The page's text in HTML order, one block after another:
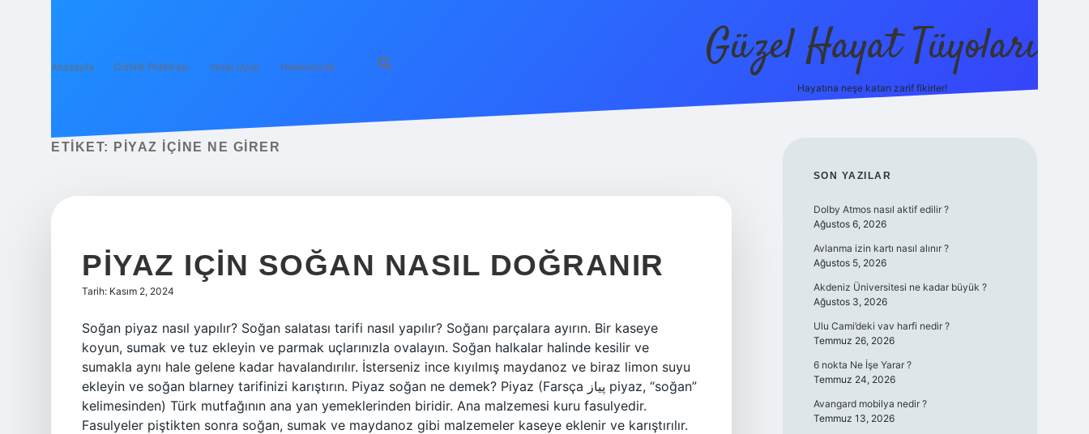
Anasayfa Gizlilik Politikası Yasal Uyarı Hakkımızda Güzel Hayat Tüyoları
Hayatına neşe katan zarif fikirler!
ETIKET: PIYAZ IÇINE NE GIRER
PIYAZ IÇIN SOĞAN NASIL DOĞRANIR
Tarih: Kasım 2, 2024
Soğan piyaz nasıl yapılır? Soğan salatası tarifi nasıl yapılır? Soğanı parçalara ayırın. Bir kaseye
koyun, sumak ve tuz ekleyin ve parmak uçlarınızla ovalayın. Soğan halkalar halinde kesilir ve
sumakla aynı hale gelene kadar havalandırılır. İsterseniz ince kıyılmış maydanoz ve biraz limon suyu
ekleyin ve soğan blarney tarifinizi karıştırın. Piyaz soğan ne demek? Piyaz (Farsça پیاز piyaz, “soğan”
kelimesinden) Türk mutfağının ana yan yemeklerinden biridir. Ana malzemesi kuru fasulyedir.
Fasulyeler piştikten sonra soğan, sumak ve maydanoz gibi malzemeler kaseye eklenir ve karıştırılır.
SIDEBAR
SON YAZILAR
Dolby Atmos nasıl aktif edilir ?
Ağustos 6, 2026
Avlanma izin kartı nasıl alınır ?
Ağustos 5, 2026
Akdeniz Üniversitesi ne kadar büyük ?
Ağustos 3, 2026
Ulu Cami’deki vav harfi nedir ?
Temmuz 26, 2026
6 nokta Ne İşe Yarar ?
Temmuz 24, 2026
Avangard mobilya nedir ?
Temmuz 13, 2026